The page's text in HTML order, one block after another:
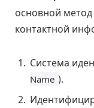
основной
контактной
Система
Name ).